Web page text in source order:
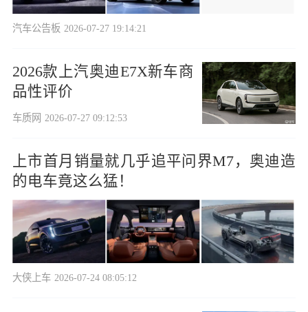
汽车公告板 2026-07-27 19:14:21
2026款上汽奥迪E7X新车商
品性评价
车质网 2026-07-27 09:12:53
上市首月销量就几乎追平问界M7，奥迪造
的电车竟这么猛！
大侠上车 2026-07-24 08:05:12